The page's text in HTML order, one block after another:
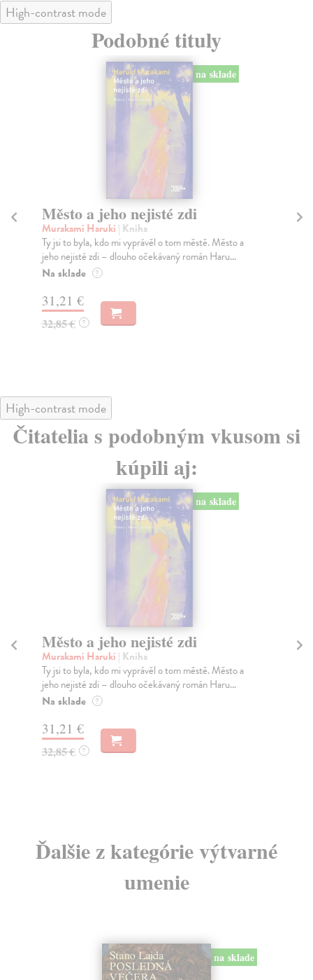
High-contrast mode
Podobné tituly
na sklade
Město a jeho nejisté zdi
Murakami Haruki | Kniha
Ty jsi to byla, kdo mi vyprávěl o tom městě. Město a
jeho nejisté zdi – dlouho očekávaný román Haru...
Na sklade ?
31,21 €
32,85 € ?
High-contrast mode
Čitatelia s podobným vkusom si
kúpili aj:
na sklade
Město a jeho nejisté zdi
Murakami Haruki | Kniha
Ty jsi to byla, kdo mi vyprávěl o tom městě. Město a
jeho nejisté zdi – dlouho očekávaný román Haru...
Na sklade ?
31,21 €
32,85 € ?
Ďalšie z kategórie výtvarné
umenie
na sklade